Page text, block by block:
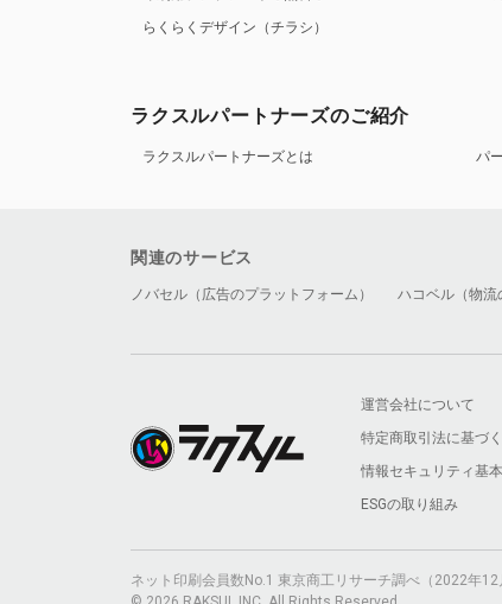
らくらくデザイン（チラシ）
ラクスルパートナーズのご紹介
ラクスルパートナーズとは パ
関連のサービス
ノバセル（広告のプラットフォーム） ハコベル（物流
運営会社について
特定商取引法に基づ
情報セキュリティ基
ESGの取り組み
ネット印刷会員数No.1 東京商工リサーチ調べ（2022年